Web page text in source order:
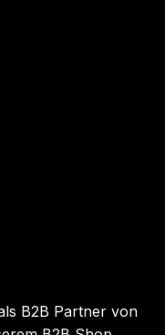
B2B Partner von